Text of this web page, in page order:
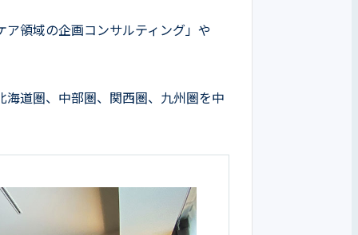
領域の企画コンサルティング」や
道圏、中部圏、関西圏、九州圏を中